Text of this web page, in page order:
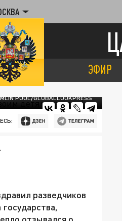
ЭФИР
POOL/GLOBALLOOKPRESS
разведчиков